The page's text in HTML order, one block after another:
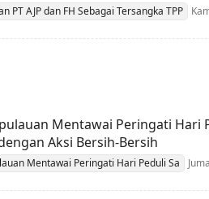
PT AJP dan FH Sebagai Tersangka TPP
Mentawai Peringati Hari
Aksi Bersih-Bersih
Mentawai Peringati Hari Peduli Sa